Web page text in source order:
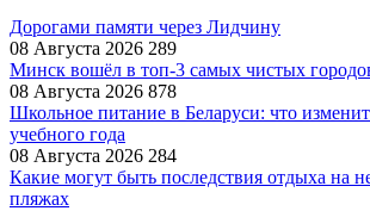
Дорогами памяти через Лидчину
08 Августа 2026 289
Минск вошёл в топ-3 самых чистых
08 Августа 2026 878
Школьное питание в Беларуси: что
учебного года
08 Августа 2026 284
Какие могут быть последствия отдыха на
пляжах